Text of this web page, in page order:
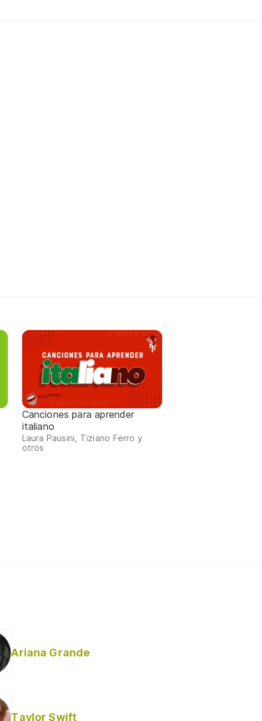
Canciones para aprender
italiano
Laura Pausini, Tiziano Ferro y
otros
Ariana Grande
Taylor Swift